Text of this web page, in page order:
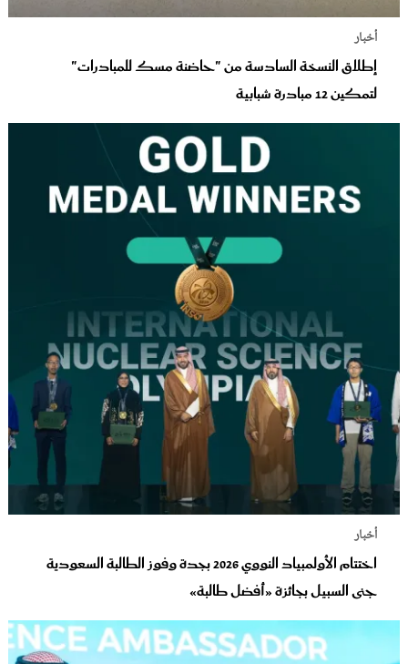
أخبار
إطلاق النسخة السادسة من "حاضنة مسك للمبادرات"
لتمكين 12 مبادرة شبابية
أخبار
اختتام الأولمبياد النووي 2026 بجدة وفوز الطالبة السعودية
جنى السبيل بجائزة «أفضل طالبة»